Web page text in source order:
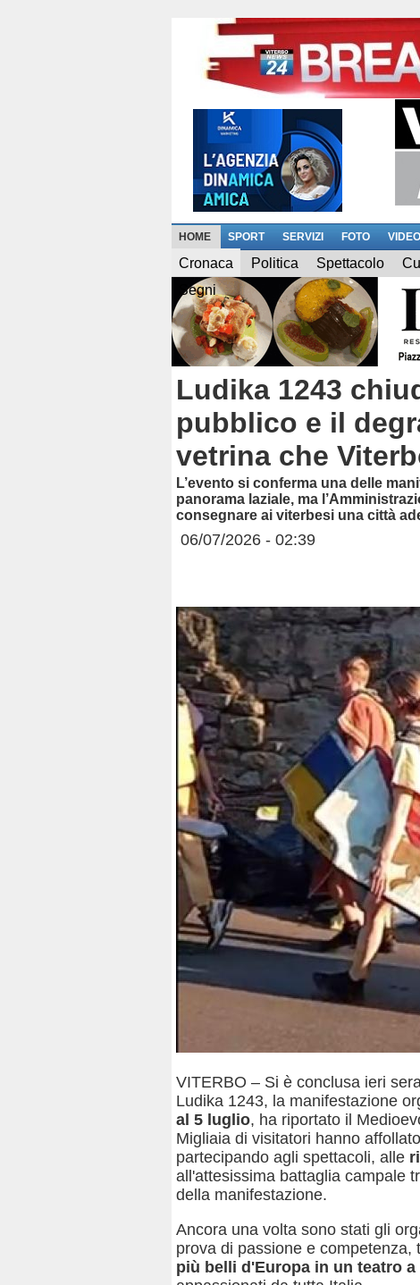
HOME SPORT SERVIZI FOTO VIDEO
Cronaca Politica Spettacolo
Segni
Ludika 1243
pubblico e il
vetrina che
L’evento si conferma una delle
panorama laziale, ma
consegnare ai viterbesi una città
06/07/2026 - 02:39
VITERBO – Si è conclusa ieri
Ludika 1243, la manifestazione
al 5 luglio, ha riportato il
Migliaia di visitatori hanno
partecipando agli spettacoli, alle
all'attesissima battaglia campale
della manifestazione.
Ancora una volta sono stati gli
prova di passione e competenza,
più belli d'Europa in un teatro